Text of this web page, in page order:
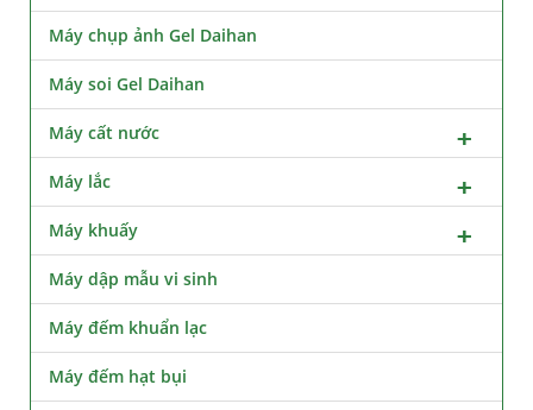
Máy chụp ảnh Gel Daihan
Máy soi Gel Daihan
Máy cất nước
Máy lắc
Máy khuấy
Máy dập mẫu vi sinh
Máy đếm khuẩn lạc
Máy đếm hạt bụi